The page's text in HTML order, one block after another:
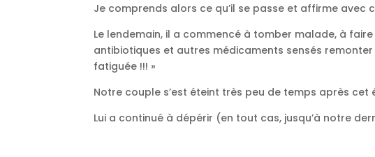
Je comprends alors ce qu’il se passe et affirme avec
Le lendemain, il a commencé à tomber malade, à
antibiotiques et autres médicaments sensés remonter
fatiguée !!! »
Notre couple s’est éteint très peu de temps après cet
Lui a continué à dépérir (en tout cas, jusqu’à notre